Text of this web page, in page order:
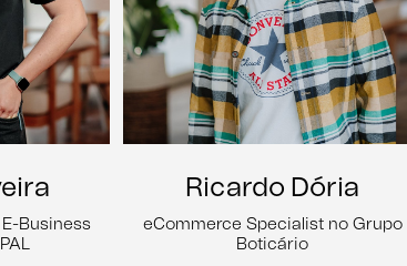
Business
Ricardo Dória
eCommerce Specialist no Grupo
Boticário